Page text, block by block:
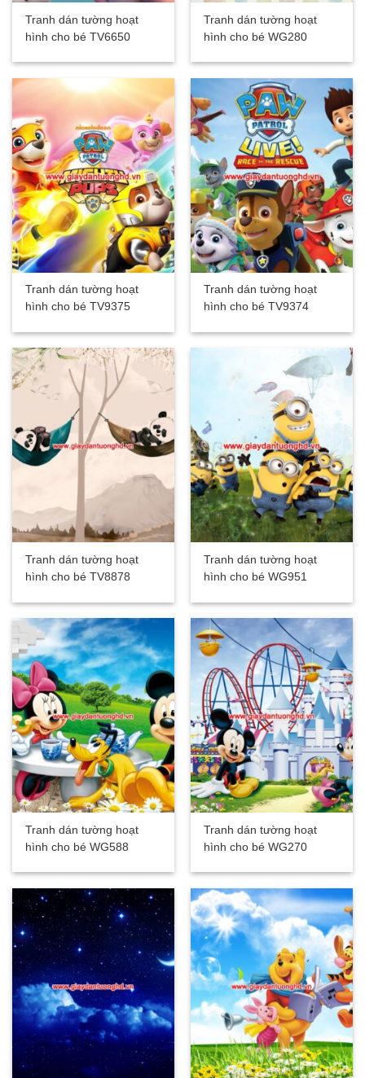
Tranh dán tường hoạt
hình cho bé TV6650
Tranh dán tường hoạt
hình cho bé WG280
Tranh dán tường hoạt
hình cho bé TV9375
Tranh dán tường hoạt
hình cho bé TV9374
Tranh dán tường hoạt
hình cho bé TV8878
Tranh dán tường hoạt
hình cho bé WG951
Tranh dán tường hoạt
hình cho bé WG588
Tranh dán tường hoạt
hình cho bé WG270